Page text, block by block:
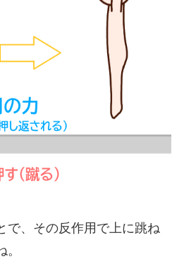
で、その反作用で上に跳ね